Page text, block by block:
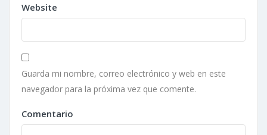
Website
Guarda mi nombre, correo electrónico y web en este
navegador para la próxima vez que comente.
Comentario